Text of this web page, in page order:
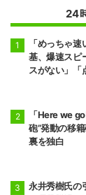
24
「めっちゃ
基、爆速スピ
スがない」「
「Here we
砲”発動の移
裏を独白
永井秀樹氏の